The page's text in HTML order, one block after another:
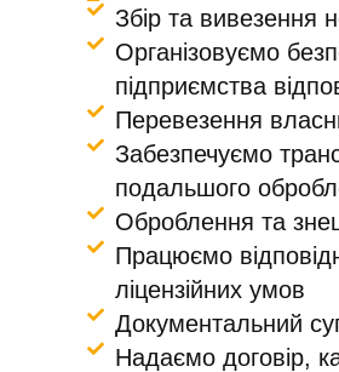
Збір та вивезення
Організовуємо
підприємства
Перевезення
Забезпечуємо
подальшого
Оброблення та
Працюємо
ліцензійних умов
Документальний
Надаємо договір,